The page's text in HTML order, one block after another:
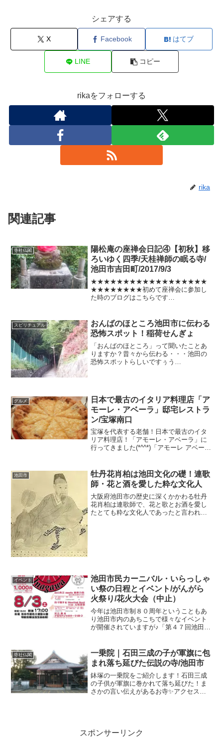
シェアする
X Facebook はてブ
LINE コピー
rikaをフォローする
rika
関連記事
寺社仏閣
陽松庵の座禅会日記④【初秋】移
ろいゆく四季/天桂禅師の眠る寺/
池田市吉田町/2017/9/3
★★★★★★★★★★★★★★★★★★
★★★★★★★★初めて座禅会に参加し
た時のブログはこちらです
秋編です(^^)/池田市吉田町にある古刹で
どなたでもご参加できます。座禅...
スピリチュアル
おんばのほところ池田市に伝わる
恐怖スポット！稲荷せんぎょ
「おんばのほところ」って聞いたことあ
りますか？昔々から伝わる・・・池田の
恐怖スポットらしいですぅう
グルメ
日本で最古のイタリア料理店「ア
モーレ・アベーラ」邸宅レストラ
ン/宝塚南口
宝塚を代表する老舗！日本で最古のイタ
リア料理店！「アモーレ・アベーラ」に
行ってきました(*^^*)「アモーレ アベー
業者のアベーラ・オラッィオさんが武田
尾で療養して...
池田市
牡丹花肖柏は池田文化の礎！連歌
師・花と酒を愛した粋な文化人
大阪府池田市の歴史に深くかかわる牡丹
花肖柏は連歌師で、花と歌とお酒を愛し
たとても粋な文化人であったと言われて
イベント
池田市民カーニバル・いらっしゃ
い祭の日程とイベント/がんがら
火祭り/花火大会（中止）
今年は池田市制８０周年ということもあ
り池田市内のあちこちで様々なイベント
が開催されていますが♪「第４７回池田市
)♫•*¨*•.¸¸♪★石橋まつり 大盆踊り大会７
月２７日...
寺社仏閣
一乗院｜石田三成の子が軍旗に包
まれ落ち延びた伝説の寺/池田市
鉢塚の一乗院をご紹介します！石田三成
の子供が軍旗に巻かれて落ち延びた！ま
さかの言い伝えがあるお寺✨アクセス大
スポンサーリンク